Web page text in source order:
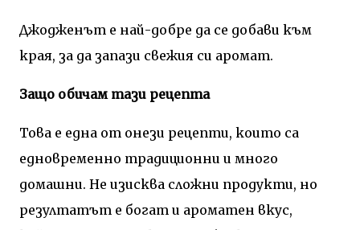
Джодженът е най-добре да се добави към
края, за да запази свежия си аромат.
Защо обичам тази рецепта
Това е една от онези рецепти, които са
едновременно традиционни и много
домашни. Не изисква сложни продукти, но
резултатът е богат и ароматен вкус,